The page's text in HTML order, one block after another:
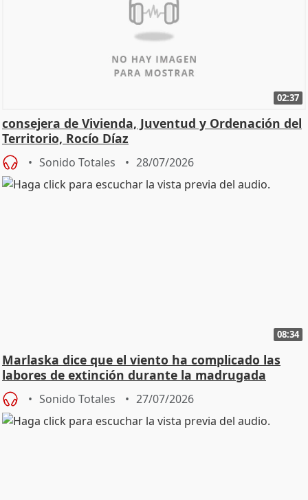
02:37
consejera de Vivienda, Juventud y Ordenación del
Territorio, Rocío Díaz
Sonido Totales 28/07/2026
08:34
Marlaska dice que el viento ha complicado las
labores de extinción durante la madrugada
Sonido Totales 27/07/2026